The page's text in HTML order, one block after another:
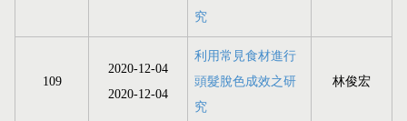
究
109
2020-12-04
2020-12-04
利用常見食材進行
頭髮脫色成效之研
究
林俊宏